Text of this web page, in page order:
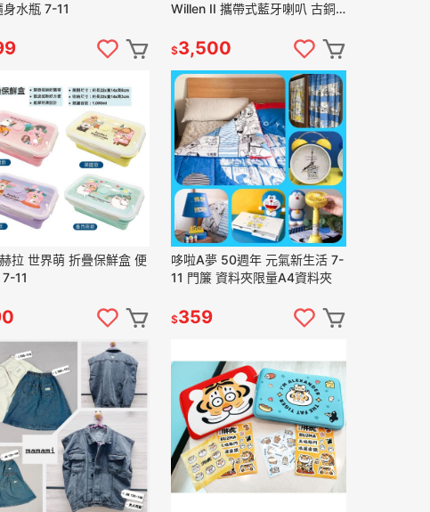
水瓶 7-11
Willen II 攜帶式藍牙喇叭 古銅
$3,500
拉 世界萌 折疊保鮮盒 便
11
哆啦A夢 50週年 元氣新生活 7-
11 門簾 資料夾限量A4資料夾
$359